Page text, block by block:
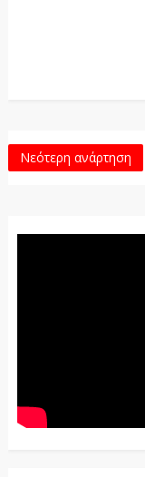
Νεότερη ανάρτηση